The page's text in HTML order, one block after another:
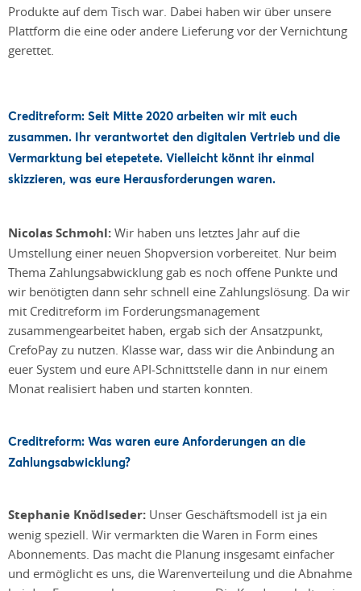
Produkte auf dem Tisch war. Dabei haben wir über unsere
Plattform die eine oder andere Lieferung vor der Vernichtung
gerettet.
Creditreform: Seit Mitte 2020 arbeiten wir mit euch
zusammen. Ihr verantwortet den digitalen Vertrieb und die
Vermarktung bei etepetete. Vielleicht könnt ihr einmal
skizzieren, was eure Herausforderungen waren.
Nicolas Schmohl: Wir haben uns letztes Jahr auf die
Umstellung einer neuen Shopversion vorbereitet. Nur beim
Thema Zahlungsabwicklung gab es noch offene Punkte und
wir benötigten dann sehr schnell eine Zahlungslösung. Da wir
mit Creditreform im Forderungsmanagement
zusammengearbeitet haben, ergab sich der Ansatzpunkt,
CrefoPay zu nutzen. Klasse war, dass wir die Anbindung an
euer System und eure API-Schnittstelle dann in nur einem
Monat realisiert haben und starten konnten.
Creditreform: Was waren eure Anforderungen an die
Zahlungsabwicklung?
Stephanie Knödlseder: Unser Geschäftsmodell ist ja ein
wenig speziell. Wir vermarkten die Waren in Form eines
Abonnements. Das macht die Planung insgesamt einfacher
und ermöglicht es uns, die Warenverteilung und die Abnahme